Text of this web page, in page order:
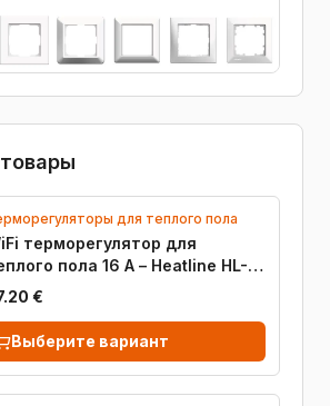
для теплого пола
терморегулятор для
пола 16 А – Heatline HL-
€
Выберите вариант